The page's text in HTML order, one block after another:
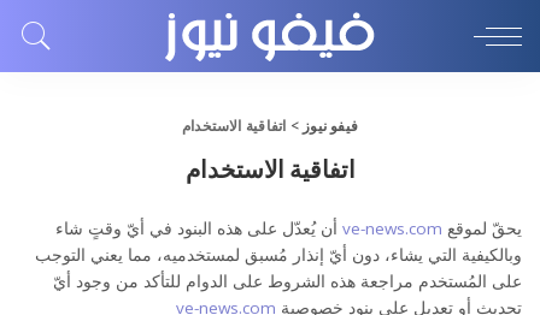
فيفو نيوز > اتفاقية الاستخدام
اتفاقية الاستخدام
يحقّ لموقع ve-news.com أن يُعدّل على هذه البنود في أيّ وقتٍ شاء
وبالكيفية التي يشاء، دون أيّ إنذار مُسبق لمستخدميه، مما يعني التوجب
على المُستخدم مراجعة هذه الشروط على الدوام للتأكد من وجود أيّ
تحديث أو تعديل على بنود خصوصية ve-news.com